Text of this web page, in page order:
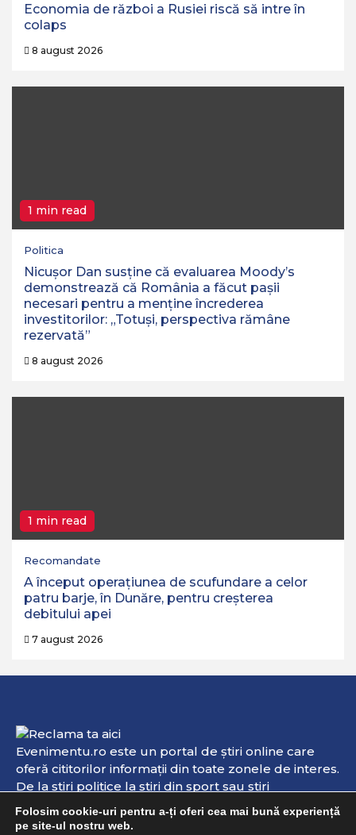
Economia de război a Rusiei riscă să intre în
colaps
8 august 2026
1 min read
Politica
Nicușor Dan susține că evaluarea Moody’s
demonstrează că România a făcut pașii
necesari pentru a menține încrederea
investitorilor: „Totuși, perspectiva rămâne
rezervată”
8 august 2026
1 min read
Recomandate
A început operaţiunea de scufundare a celor
patru barje, în Dunăre, pentru creşterea
debitului apei
7 august 2026
Evenimentu.ro este un portal de ştiri online care
oferă cititorilor informaţii din toate zonele de interes.
De la ştiri politice la ştiri din sport sau ştiri
internaţionale, aici veţi găsi informaţii de interes şi
evenimente online. Dacă aveţi vreo ştire sau
Folosim cookie-uri pentru a-ți oferi cea mai bună experiență
pe site-ul nostru web.